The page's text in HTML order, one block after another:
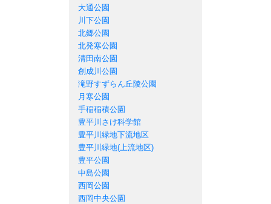
大通公園
川下公園
北郷公園
北発寒公園
清田南公園
創成川公園
滝野すずらん丘陵公園
月寒公園
手稲稲積公園
豊平川さけ科学館
豊平川緑地下流地区
豊平川緑地(上流地区)
豊平公園
中島公園
西岡公園
西岡中央公園